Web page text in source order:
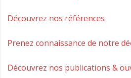
Découvrez nos références
Prenez connaissance de notre
Découvrez nos publications &